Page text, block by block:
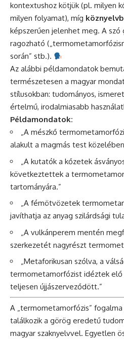
kontextushoz kötjük (pl. milyen
milyen folyamat), míg
képszerűen jelenhet meg. A szó
ragozható
során” stb.).
Az alábbi példamondatok
természetesen a magyar
stílusokban: tudományos,
értelmű, irodalmiasabb
Példamondatok:
„A mészkő
alakult a magmás test
„A kutatók a kőzetek
következtettek a
tartományára.”
„A fémötvözetek
javíthatja az anyag szilárdsági
„A vulkánperem mentén
szerkezetét nagyrészt
„Metaforikusan szólva, a
termometamorfózist idéztek elő
teljesen újjászerveződött.”
A „termometamorfózis”
találkozik a görög eredetű
magyar szaknyelvvel. Egyetlen